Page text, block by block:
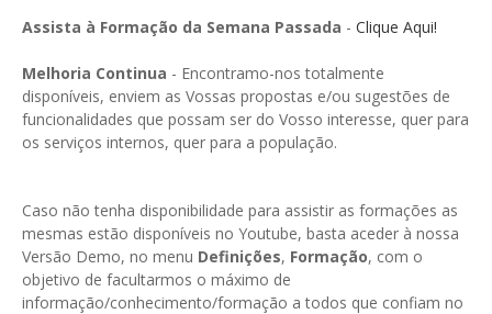
GESVencimento
GESViaturasAbandonadas
Assista à Formação da Semana Passada - Clique Aqui!
Melhoria Continua - Encontramo-nos totalmente
disponíveis, enviem as Vossas propostas e/ou sugestões de
funcionalidades que possam ser do Vosso interesse, quer para
os serviços internos, quer para a população.
Caso não tenha disponibilidade para assistir as formações as
mesmas estão disponíveis no Youtube, basta aceder à nossa
Versão Demo, no menu Definições, Formação, com o
objetivo de facultarmos o máximo de
informação/conhecimento/formação a todos que confiam no